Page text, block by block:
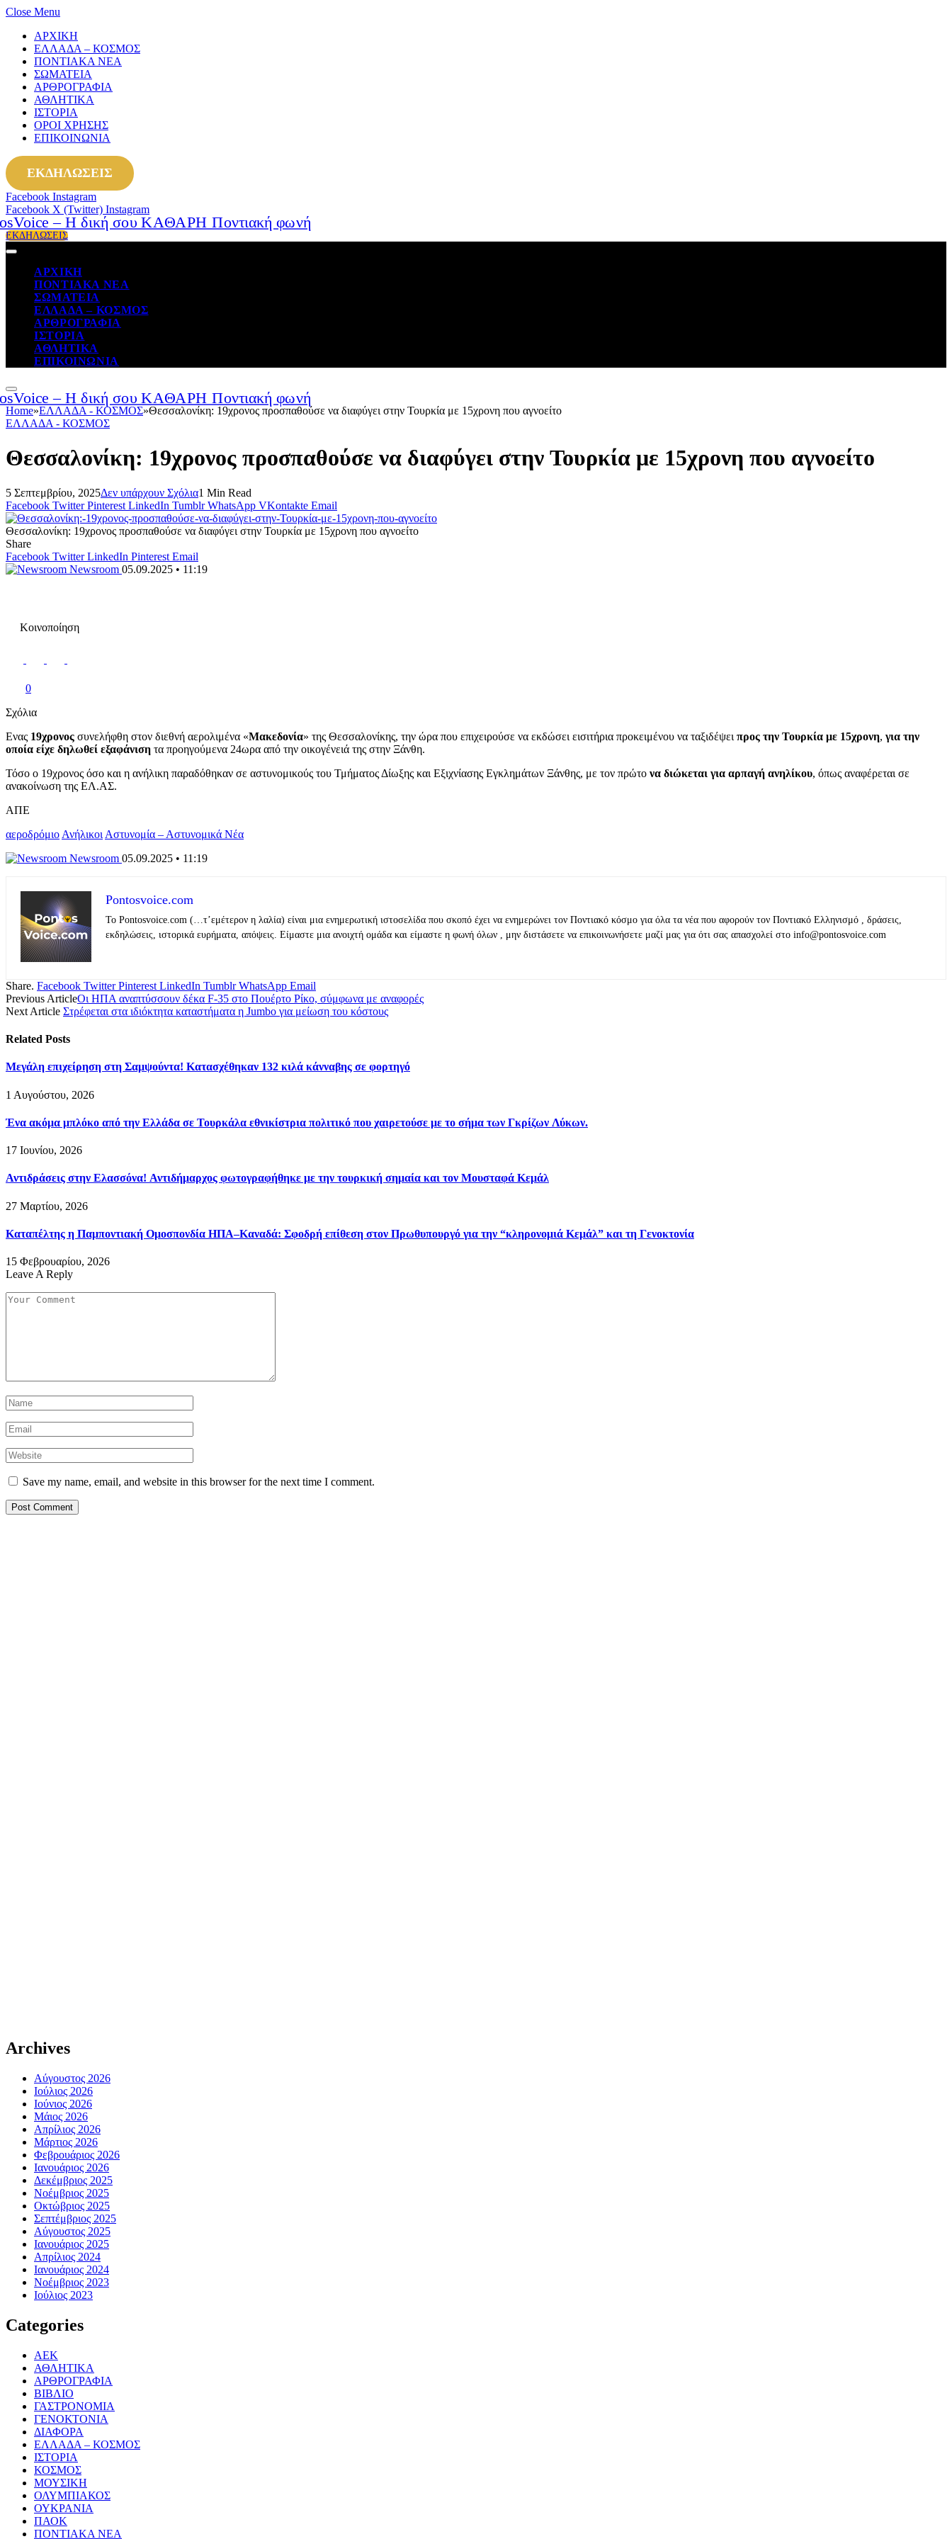
Close Menu
ΑΡΧΙΚΗ
ΕΛΛΑΔΑ – ΚΟΣΜΟΣ
ΠΟΝΤΙΑΚΑ ΝΕΑ
ΣΩΜΑΤΕΙΑ
ΑΡΘΡΟΓΡΑΦΙΑ
ΑΘΛΗΤΙΚΑ
ΙΣΤΟΡΙΑ
ΟΡΟΙ ΧΡΗΣΗΣ
ΕΠΙΚΟΙΝΩΝΙΑ
ΕΚΔΗΛΩΣΕΙΣ
Facebook Instagram
Facebook X (Twitter) Instagram
ΕΚΔΗΛΩΣΕΙΣ
ΑΡΧΙΚΗ
ΠΟΝΤΙΑΚΑ ΝΕΑ
ΣΩΜΑΤΕΙΑ
ΕΛΛΑΔΑ – ΚΟΣΜΟΣ
ΑΡΘΡΟΓΡΑΦΙΑ
ΙΣΤΟΡΙΑ
ΑΘΛΗΤΙΚΑ
ΕΠΙΚΟΙΝΩΝΙΑ
Home»ΕΛΛΑΔΑ - ΚΟΣΜΟΣ»Θεσσαλονίκη: 19χρονος προσπαθούσε να διαφύγει στην Τουρκία με 15χρονη που αγνοείτο
ΕΛΛΑΔΑ - ΚΟΣΜΟΣ
Θεσσαλονίκη: 19χρονος προσπαθούσε να διαφύγει στην Τουρκία με 15χρονη που αγνοείτο
5 Σεπτεμβρίου, 2025Δεν υπάρχουν Σχόλια1 Min Read
Facebook Twitter Pinterest LinkedIn Tumblr WhatsApp VKontakte Email
Θεσσαλονίκη: 19χρονος προσπαθούσε να διαφύγει στην Τουρκία με 15χρονη που αγνοείτο
Share
Facebook Twitter LinkedIn Pinterest Email
Newsroom 05.09.2025 • 11:19
Κοινοποίηση
0
Σχόλια
Ενας 19χρονος συνελήφθη στον διεθνή αερολιμένα «Μακεδονία» της Θεσσαλονίκης, την ώρα που επιχειρούσε να εκδώσει εισιτήρια προκειμένου να ταξιδέψει προς την Τουρκία με 15χρονη, για την
οποία είχε δηλωθεί εξαφάνιση τα προηγούμενα 24ωρα από την οικογένειά της στην Ξάνθη.
Τόσο ο 19χρονος όσο και η ανήλικη παραδόθηκαν σε αστυνομικούς του Τμήματος Δίωξης και Εξιχνίασης Εγκλημάτων Ξάνθης, με τον πρώτο να διώκεται για αρπαγή ανηλίκου, όπως αναφέρεται σε
ανακοίνωση της ΕΛ.ΑΣ.
ΑΠΕ
αεροδρόμιο Ανήλικοι Αστυνομία – Αστυνομικά Νέα
Newsroom 05.09.2025 • 11:19
Pontosvoice.com
Το Pontosvoice.com (…τ’εμέτερον η λαλία) είναι μια ενημερωτική ιστοσελίδα που σκοπό έχει να ενημερώνει τον Ποντιακό κόσμο για όλα τα νέα που αφορούν τον Ποντιακό Ελληνισμό , δράσεις,
εκδηλώσεις, ιστορικά ευρήματα, απόψεις. Είμαστε μια ανοιχτή ομάδα και είμαστε η φωνή όλων , μην διστάσετε να επικοινωνήσετε μαζί μας για ότι σας απασχολεί στο info@pontosvoice.com
Share. Facebook Twitter Pinterest LinkedIn Tumblr WhatsApp Email
Previous ArticleΟι ΗΠΑ αναπτύσσουν δέκα F-35 στο Πουέρτο Ρίκο, σύμφωνα με αναφορές
Next Article Στρέφεται στα ιδιόκτητα καταστήματα η Jumbo για μείωση του κόστους
Related Posts
Μεγάλη επιχείρηση στη Σαμψούντα! Κατασχέθηκαν 132 κιλά κάνναβης σε φορτηγό
1 Αυγούστου, 2026
Ένα ακόμα μπλόκο από την Ελλάδα σε Τουρκάλα εθνικίστρια πολιτικό που χαιρετούσε με το σήμα των Γκρίζων Λύκων.
17 Ιουνίου, 2026
Αντιδράσεις στην Ελασσόνα! Αντιδήμαρχος φωτογραφήθηκε με την τουρκική σημαία και τον Μουσταφά Κεμάλ
27 Μαρτίου, 2026
Καταπέλτης η Παμποντιακή Ομοσπονδία ΗΠΑ–Καναδά: Σφοδρή επίθεση στον Πρωθυπουργό για την “κληρονομιά Κεμάλ” και τη Γενοκτονία
15 Φεβρουαρίου, 2026
Leave A Reply
Save my name, email, and website in this browser for the next time I comment.
Archives
Αύγουστος 2026
Ιούλιος 2026
Ιούνιος 2026
Μάιος 2026
Απρίλιος 2026
Μάρτιος 2026
Φεβρουάριος 2026
Ιανουάριος 2026
Δεκέμβριος 2025
Νοέμβριος 2025
Οκτώβριος 2025
Σεπτέμβριος 2025
Αύγουστος 2025
Ιανουάριος 2025
Απρίλιος 2024
Ιανουάριος 2024
Νοέμβριος 2023
Ιούλιος 2023
Categories
ΑΕΚ
ΑΘΛΗΤΙΚΑ
ΑΡΘΡΟΓΡΑΦΙΑ
ΒΙΒΛΙΟ
ΓΑΣΤΡΟΝΟΜΙΑ
ΓΕΝΟΚΤΟΝΙΑ
ΔΙΑΦΟΡΑ
ΕΛΛΑΔΑ – ΚΟΣΜΟΣ
ΙΣΤΟΡΙΑ
ΚΟΣΜΟΣ
ΜΟΥΣΙΚΗ
ΟΛΥΜΠΙΑΚΟΣ
ΟΥΚΡΑΝΙΑ
ΠΑΟΚ
ΠΟΝΤΙΑΚΑ ΝΕΑ